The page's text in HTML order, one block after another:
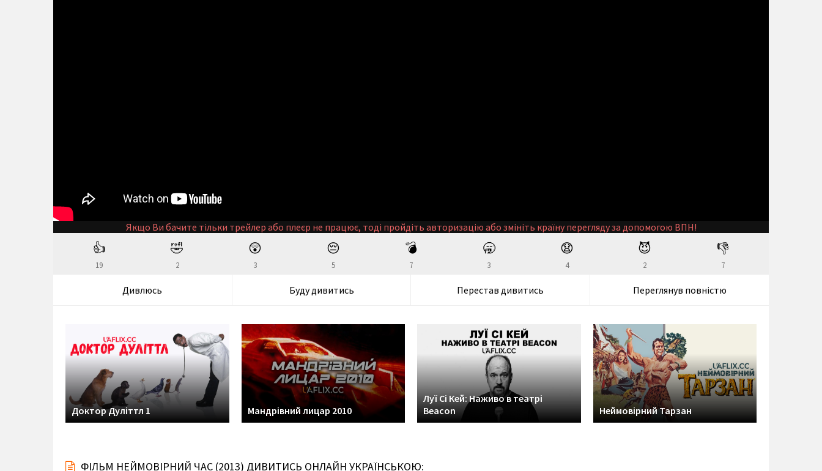
Якщо Ви бачите тільки трейлер або плеєр не працює, тоді пройдіть авторизацію або змініть країну перегляду за допомогою ВПН!
👍
19
🤣
2
😲
3
😔
5
💣
7
🥱
3
😧
4
😈
2
👎
7
Дивлюсь Буду дивитись Перестав дивитись Переглянув повністю
Доктор Дуліттл 1 Мандрівний лицар 2010
Луї Сі Кей: Наживо в театрі
Beacon
Неймовірний Тарзан
ФІЛЬМ НЕЙМОВІРНИЙ ЧАС (2013) ДИВИТИСЬ ОНЛАЙН УКРАЇНСЬКОЮ: